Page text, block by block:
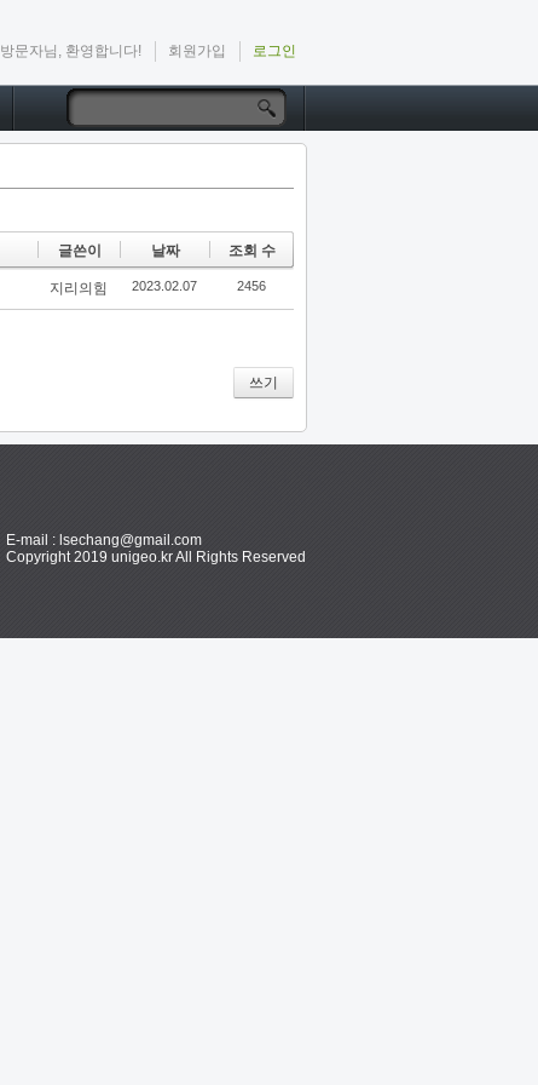
방문자님, 환영합니다! 회원가입 로그인
글쓴이 날짜 조회 수
지리의힘 2023.02.07 2456
쓰기
E-mail : lsechang@gmail.com
Copyright 2019 unigeo.kr All Rights Reserved